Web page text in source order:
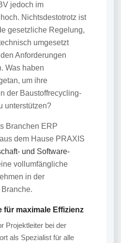
jedoch im
Nichtsdestotrotz ist
gesetzliche Regelung,
umgesetzt
Anforderungen
Was haben
um ihre
der Baustoffrecycling-
unterstützen?
Branchen ERP
dem Hause PRAXIS
und Software-
vollumfängliche
in der
für maximale Effizienz
Projektleiter bei der
als Spezialist für alle